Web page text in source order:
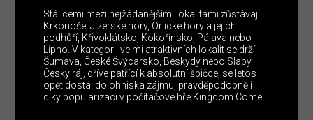
Stálicemi mezi nejžádanějšími lokalitami zůstávají
Krkonoše, Jizerské hory, Orlické hory a jejich
podhůří, Křivoklátsko, Kokořínsko, Pálava nebo
Lipno. V kategorii velmi atraktivních lokalit se drží
Šumava, České Švýcarsko, Beskydy nebo Slapy.
Český ráj, dříve patřící k absolutní špičce, se letos
opět dostal do ohniska zájmu, pravděpodobně i
díky popularizaci v počítačové hře Kingdom Come.